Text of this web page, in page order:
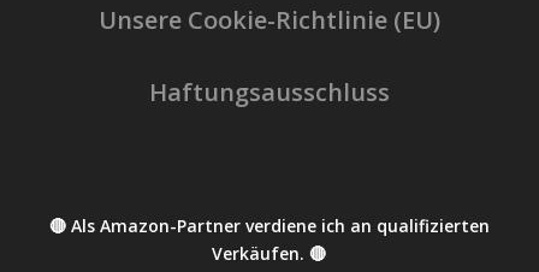
Unsere Cookie-Richtlinie (EU)
Haftungsausschluss
🔴 Als Amazon-Partner verdiene ich an qualifizierten
Verkäufen. 🔴